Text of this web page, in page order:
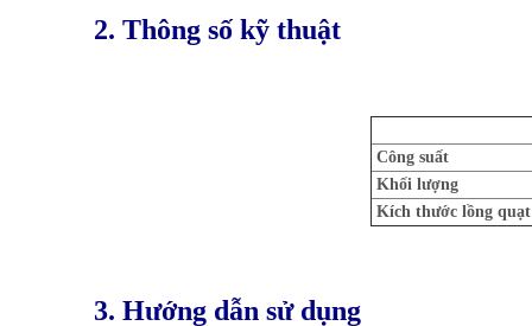
2. Thông số kỹ thuật
Công suất
Khối lượng
Kích thước lồng quạt
3. Hướng dẫn sử dụng